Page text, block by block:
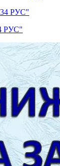
РУС"
РУС"